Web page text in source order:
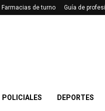
Farmacias de turno Guía de
POLICIALES DEPORTES